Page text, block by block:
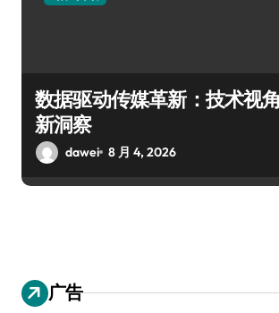
数据驱动传媒革新：技术视
新洞察
dawei 8 月 4, 2026
广告